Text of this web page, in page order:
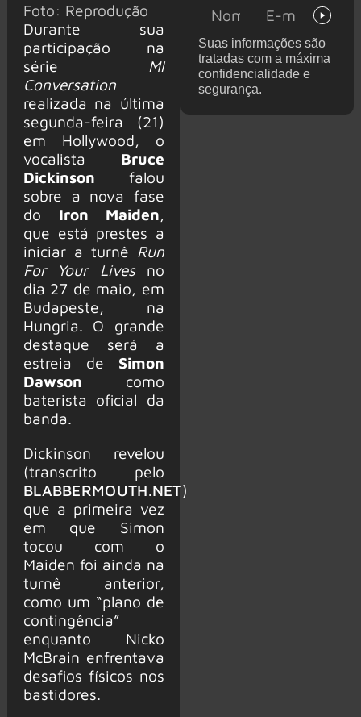
Foto: Reprodução
Durante sua
participação na
série MI
Conversation
realizada na última
segunda-feira (21)
em Hollywood, o
vocalista Bruce
Dickinson falou
sobre a nova fase
do Iron Maiden,
que está prestes a
iniciar a turnê Run
For Your Livesno
dia 27 de maio, em
Budapeste, na
Hungria. O grande
destaque será a
estreia de Simon
Dawson como
baterista oficial da
banda.
Dickinson revelou
(transcrito pelo
BLABBERMOUTH.NET)
que a primeira vez
em que Simon
tocou com o
Maiden foi ainda na
turnê anterior,
como um “plano de
contingência”
enquanto Nicko
McBrain enfrentava
desafios físicos nos
bastidores.
de de
deixar os
palcos
Suas informações são
tratadas com a máxima
confidencialidade e
segurança.